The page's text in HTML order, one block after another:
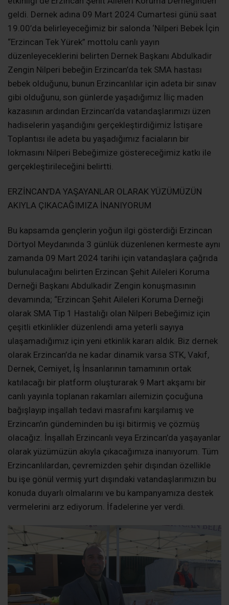
geldi. Dernek adına 09 Mart 2024 Cumartesi günü saat
19.00’da belirleyeceğimiz bir salonda ‘Nilperi Bebek İçin
“Erzincan Tek Yürek” mottolu canlı yayın
düzenleyeceklerini belirten Dernek Başkanı Abdulkadir
Zengin Nilperi bebeğin Erzincan’da tek SMA hastası
bebek olduğunu, bunun Erzincanlılar için adeta bir sınav
gibi olduğunu, son günlerde yaşadığımız İliç maden
kazasının ardından Erzincan’da vatandaşlarımızı üzen
hadiselerin yaşandığını gerçekleştirdiğimiz İstişare
Toplantısı ile adeta bu yaşadığımız faciaların bir
lokmasını Nilperi Bebeğimize göstereceğimiz katkı ile
gerçekleştirileceğini belirtti.
ERZİNCAN’DA YAŞAYANLAR OLARAK YÜZÜMÜZÜN
AKIYLA ÇIKACAĞIMIZA İNANIYORUM
Bu kapsamda gençlerin yoğun ilgi gösterdiği Erzincan
Dörtyol Meydanında 3 günlük düzenlenen kermeste aynı
zamanda 09 Mart 2024 tarihi için vatandaşlara çağrıda
bulunulacağını belirten Erzincan Şehit Aileleri Koruma
Derneği Başkanı Abdulkadir Zengin konuşmasının
devamında; “Erzincan Şehit Aileleri Koruma Derneği
olarak SMA Tip 1 Hastalığı olan Nilperi Bebeğimiz için
çeşitli etkinlikler düzenlendi ama yeterli sayıya
ulaşamadığımız için yeni etkinlik kararı aldık. Biz dernek
olarak Erzincan’da ne kadar dinamik varsa STK, Vakıf,
Dernek, Cemiyet, İş İnsanlarının tamamının ortak
katılacağı bir platform oluşturarak 9 Mart akşamı bir
canlı yayınla toplanan rakamları ailemizin çocuğuna
bağışlayıp inşallah tedavi masrafını karşılamış ve
Erzincan’ın gündeminden bu işi bitirmiş ve çözmüş
olacağız. İnşallah Erzincanlı veya Erzincan’da yaşayanlar
olarak yüzümüzün akıyla çıkacağımıza inanıyorum. Tüm
Erzincanlılardan, çevremizden şehir dışından özellikle
bu işe gönül vermiş yurt dışındaki vatandaşlarımızın bu
konuda duyarlı olmalarını ve bu kampanyamıza destek
vermelerini arz ediyorum. İfadelerine yer verdi.